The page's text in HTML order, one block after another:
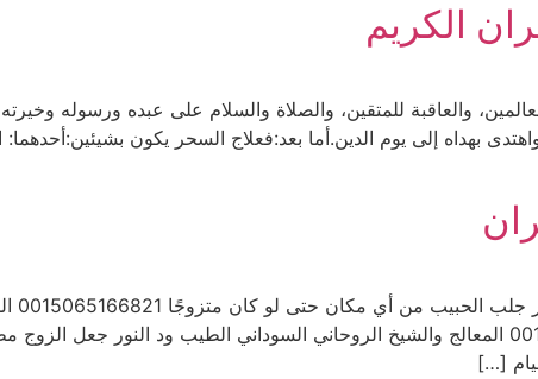
الكريم
والعاقبة للمتقين، والصلاة والسلام على عبده ورسوله
بهداه إلى يوم الدين.أما بعد:فعلاج السحر يكون
[…]